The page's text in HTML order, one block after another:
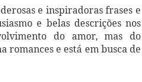
e inspiradoras frases e
e belas descrições nos
do amor, mas do
romances e está em busca de